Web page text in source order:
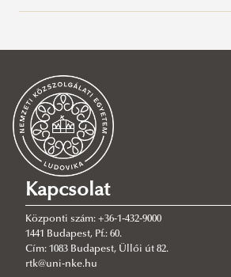
Szent György Szakkollégium
Szent György Szakkollégium
Szervezeti felépítés
Aktuális hírek, események
Katasztrófavédelmi Szakkollégium
Rendészeti Doktoranduszok Országos
Tudományos munkát támogató
Viktimológia
Együttműködési megállapodás
Publikációk
TKP2021-NVA-18 projekt
Hatékony gyakorlatok fejlesztése a
fellépésben
Kutatás a pénzmosás
Kapcsolat
Központi szám: +36-1-432-9000
1441 Budapest, Pf.: 60.
Cím: 1083 Budapest, Üllői út 82.
rtk@uni-nke.hu